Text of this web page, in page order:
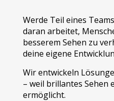
Werde Teil eines
daran arbeitet,
besserem Sehen zu
deine eigene
Wir entwickeln
– weil brillantes Sehen
ermöglicht.